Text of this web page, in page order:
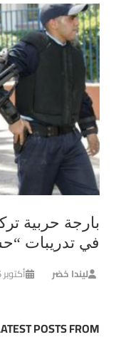
بارجة حربية
في تدريبات “حسم
ليندا خضر أكتوبر 15, 2016
POSTS FROM